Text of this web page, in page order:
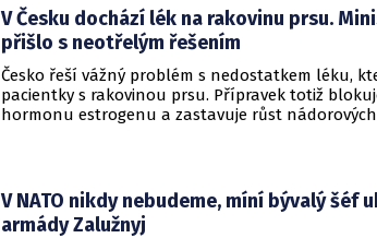
V Česku dochází lék na rakovinu prsu.
přišlo s neotřelým řešením
Česko řeší vážný problém s nedostatkem léku,
pacientky s rakovinou prsu. Přípravek totiž
hormonu estrogenu a zastavuje růst
V NATO nikdy nebudeme, míní bývalý šéf
armády Zalužnyj